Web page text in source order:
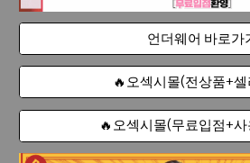
언더웨어 바로가
🔥오섹시몰(전상품+
🔥오섹시몰(무료입점+